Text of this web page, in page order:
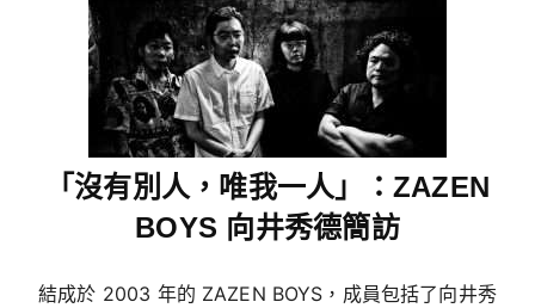
「沒有別人，唯我一人」：ZAZEN
BOYS 向井秀德簡訪
結成於 2003 年的 ZAZEN BOYS，成員包括了向井秀